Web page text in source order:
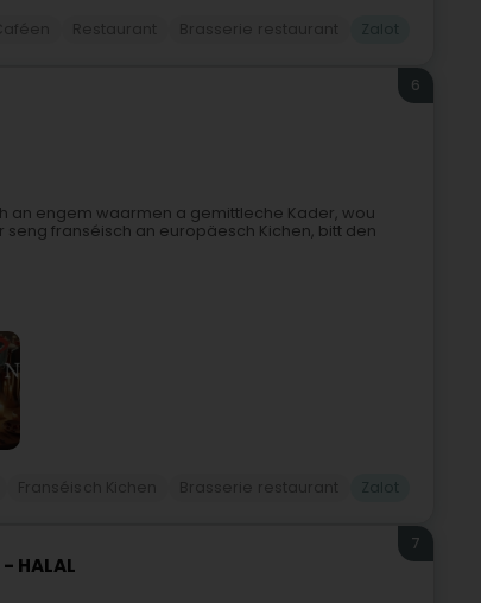
6
an engem waarmen a gemittleche Kader, wou
franséisch an europäesch Kichen, bitt den
- HALAL
7